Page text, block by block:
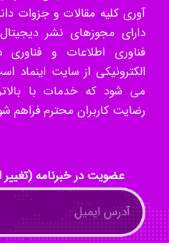
دارای مجوزهای نشر
فناوری اطلاعات و فناوری
الکترونیکی از سایت
می شود که خدمات با
رضایت کاربران محترم فراهم
عضویت در خبرنامه